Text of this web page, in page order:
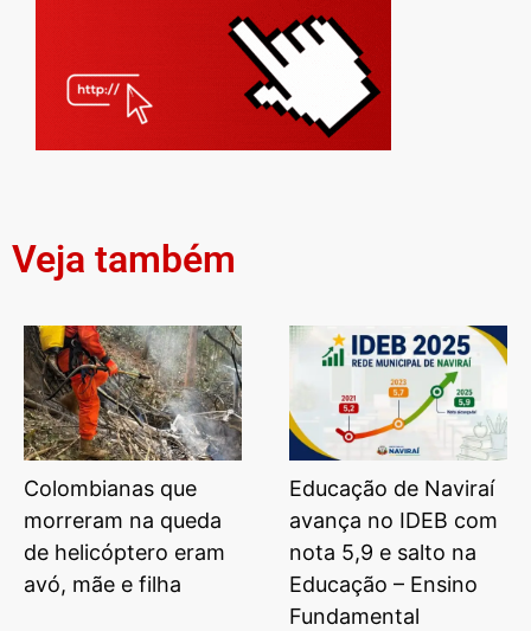
Veja também
Colombianas que
morreram na queda
de helicóptero eram
avó, mãe e filha
Educação de Naviraí
avança no IDEB com
nota 5,9 e salto na
Educação – Ensino
Fundamental